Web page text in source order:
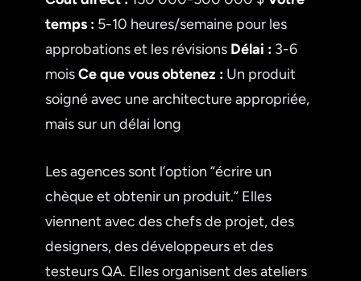
temps : 5-10 heures/semaine pour les
approbations et les révisions Délai : 3-6
moisCe que vous obtenez : Un produit
soigné avec une architecture appropriée,
mais sur un délai long
Les agences sont l’option “écrire un
chèque et obtenir un produit.” Elles
viennent avec des chefs de projet, des
designers, des développeurs et des
testeurs QA. Elles organisent des ateliers